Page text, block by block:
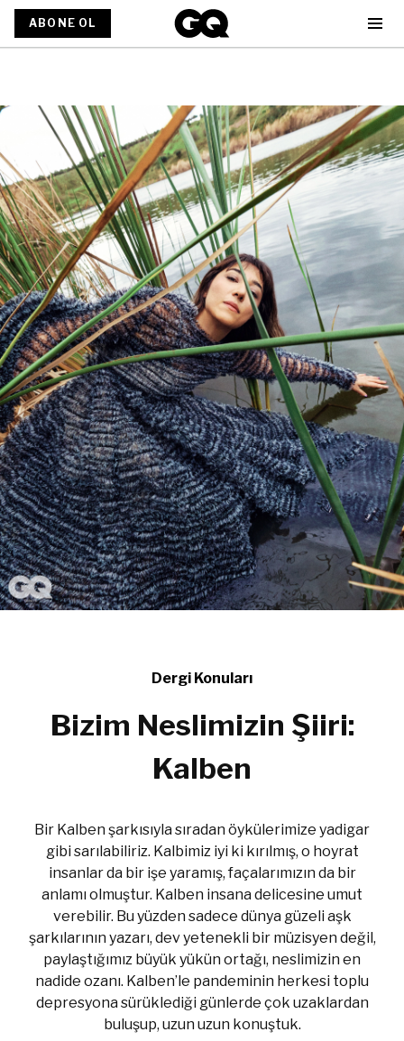
ABONE OL
Dergi Konuları
Bizim Neslimizin Şiiri:
Kalben
Bir Kalben şarkısıyla sıradan öykülerimize yadigar
gibi sarılabiliriz. Kalbimiz iyi ki kırılmış, o hoyrat
insanlar da bir işe yaramış, façalarımızın da bir
anlamı olmuştur. Kalben insana delicesine umut
verebilir. Bu yüzden sadece dünya güzeli aşk
şarkılarının yazarı, dev yetenekli bir müzisyen değil,
paylaştığımız büyük yükün ortağı, neslimizin en
nadide ozanı. Kalben’le pandeminin herkesi toplu
depresyona sürüklediği günlerde çok uzaklardan
buluşup, uzun uzun konuştuk.